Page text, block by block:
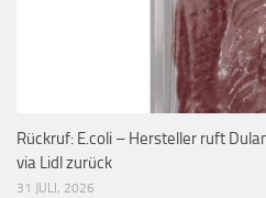
Rückruf: E.coli – Hersteller ruft
via Lidl zurück
31 JULI, 2026